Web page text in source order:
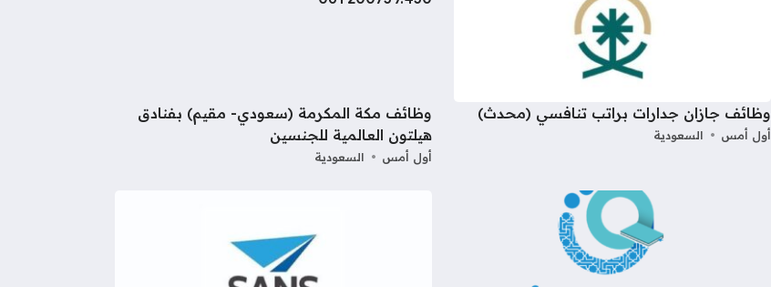
وظائف جازان جدارات براتب تنافسي (محدث)
أول أمس السعودية
وظائف مكة المكرمة (سعودي- مقيم) بفنادق
هيلتون العالمية للجنسين
أول أمس السعودية